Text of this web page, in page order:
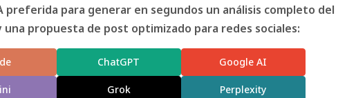
preferida para generar en segundos un análisis completo del
una propuesta de post optimizado para redes sociales:
ChatGPT Google AI
Grok Perplexity